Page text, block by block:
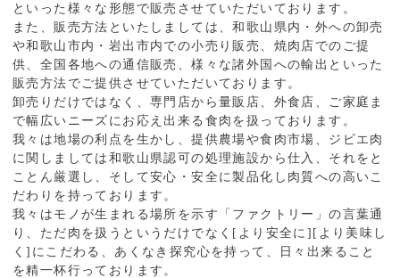
といった様々な形態で販売させていただいております。
また、販売方法といたしましては、和歌山県内・外への卸売
や和歌山市内・岩出市内での小売り販売、焼肉店でのご提
供、全国各地への通信販売、様々な諸外国への輸出といった
販売方法でご提供させていただいております。
卸売りだけではなく、専門店から量販店、外食店、ご家庭ま
で幅広いニーズにお応え出来る食肉を扱っております。
我々は地場の利点を生かし、提供農場や食肉市場、ジビエ肉
に関しましては和歌山県認可の処理施設から仕入、それをと
ことん厳選し、そして安心・安全に製品化し肉質への高いこ
だわりを持っております。
我々はモノが生まれる場所を示す「ファクトリー」の言葉通
り、ただ肉を扱うというだけでなく[より安全に][より美味し
く]にこだわる、あくなき探究心を持って、日々出来ること
を精一杯行っております。